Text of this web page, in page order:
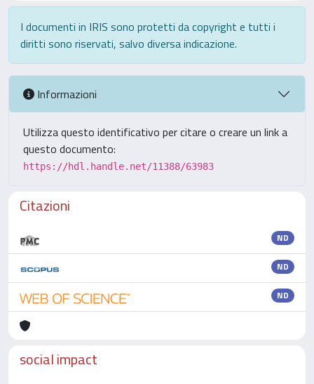
I documenti in IRIS sono protetti da copyright e tutti i
diritti sono riservati, salvo diversa indicazione.
Informazioni
Utilizza questo identificativo per citare o creare un link a
questo documento:
https://hdl.handle.net/11388/63983
Citazioni
ND
ND
ND
social impact